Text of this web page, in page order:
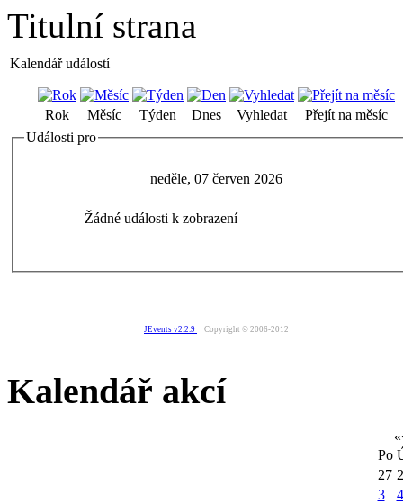
Titulní strana
Kalendář událostí
Rok Měsíc Týden Dnes Vyhledat
Přejít na měsíc
Události pro
neděle, 07 červen 2026
Žádné události k zobrazení
JEvents v2.2.9 Copyright © 2006-2012
Kalendář akcí
«
Po
27
3
4